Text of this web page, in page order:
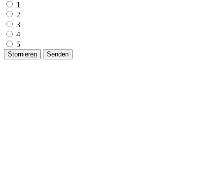
1
2
3
4
5
Stornieren Senden